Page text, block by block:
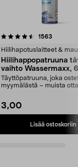
1563
Hiilihapotuslaitteet &
Hiilihappopatruuna
vaihto Wassermaxx,
Täyttöpatruuna, joka
myymälästä – muista
3,00
Lisää ostoskoriin
4.5viidestä